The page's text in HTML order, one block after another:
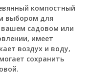
компостный
выбором для
вашем садовом или
имеет
воздух и воду,
сохранить